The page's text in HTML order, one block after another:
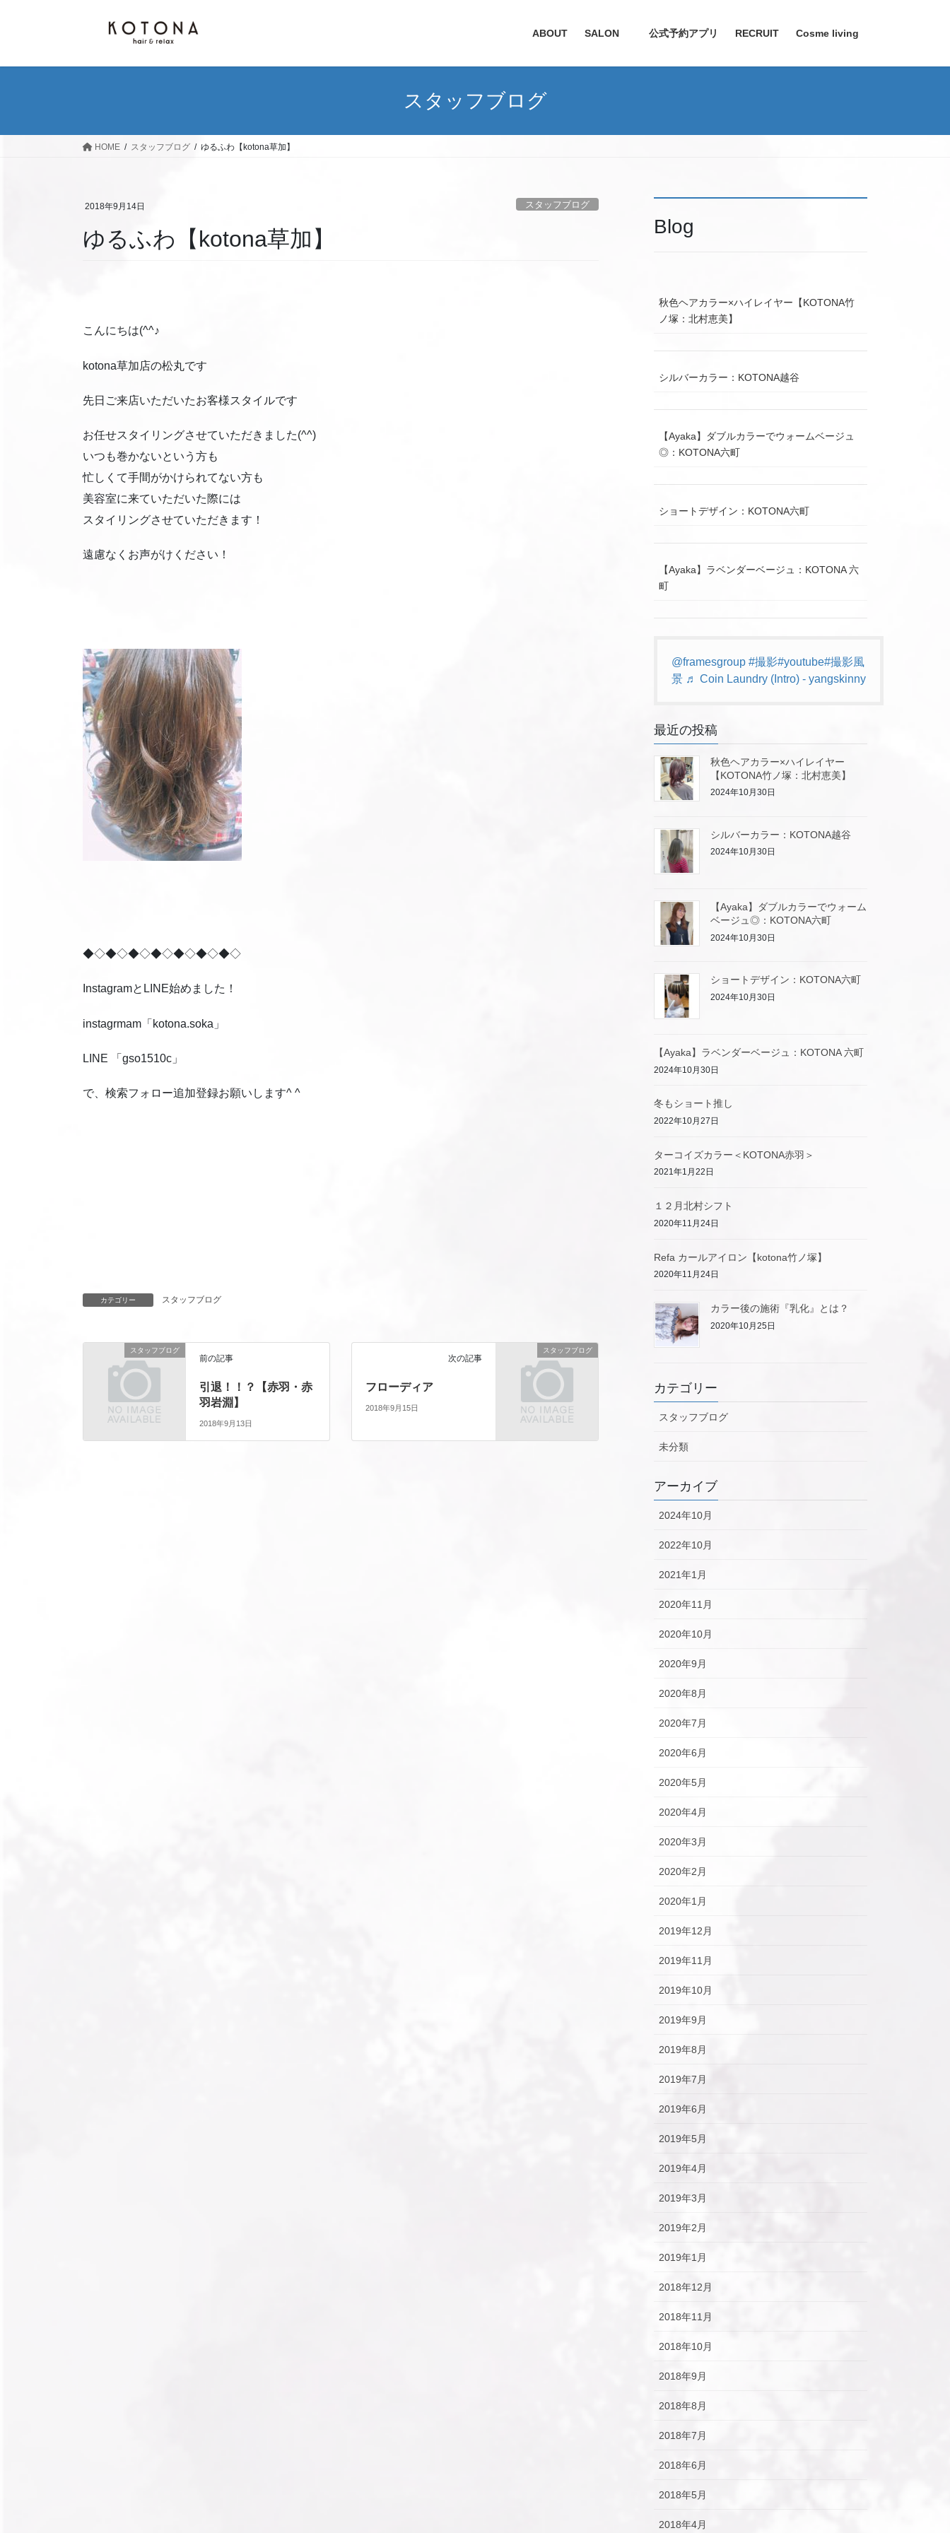
ABOUT SALON 公式予約アプリ RECRUIT Cosme living
スタッフブログ
HOME スタッフブログ ゆるふわ【kotona草加】
2018年9月14日 スタッフブログ
ゆるふわ【kotona草加】
こんにちは(^^♪
kotona草加店の松丸です
先日ご来店いただいたお客様スタイルです
お任せスタイリングさせていただきました(^^)
いつも巻かないという方も
忙しくて手間がかけられてない方も
美容室に来ていただいた際には
スタイリングさせていただきます！
遠慮なくお声がけください！
◆◇◆◇◆◇◆◇◆◇◆◇◆◇
InstagramとLINE始めました！
instagrmam「kotona.soka」
LINE 「gso1510c」
で、検索フォロー追加登録お願いします^ ^
カテゴリー スタッフブログ
スタッフブログ
前の記事
引退！！？【赤羽・赤
羽岩淵】
2018年9月13日
スタッフブログ
次の記事
フローディア
2018年9月15日
Blog
秋色ヘアカラー×ハイレイヤー【KOTONA竹
ノ塚：北村恵美】
シルバーカラー：KOTONA越谷
【Ayaka】ダブルカラーでウォームベージュ
◎：KOTONA六町
ショートデザイン：KOTONA六町
【Ayaka】ラベンダーベージュ：KOTONA 六
町
@framesgroup #撮影#youtube#撮影風
景 ♬ Coin Laundry (Intro) - yangskinny
最近の投稿
秋色ヘアカラー×ハイレイヤー
【KOTONA竹ノ塚：北村恵美】
2024年10月30日
シルバーカラー：KOTONA越谷
2024年10月30日
【Ayaka】ダブルカラーでウォーム
ベージュ◎：KOTONA六町
2024年10月30日
ショートデザイン：KOTONA六町
2024年10月30日
【Ayaka】ラベンダーベージュ：KOTONA 六町
2024年10月30日
冬もショート推し
2022年10月27日
ターコイズカラー＜KOTONA赤羽＞
2021年1月22日
１２月北村シフト
2020年11月24日
Refa カールアイロン【kotona竹ノ塚】
2020年11月24日
カラー後の施術『乳化』とは？
2020年10月25日
カテゴリー
スタッフブログ
未分類
アーカイブ
2024年10月
2022年10月
2021年1月
2020年11月
2020年10月
2020年9月
2020年8月
2020年7月
2020年6月
2020年5月
2020年4月
2020年3月
2020年2月
2020年1月
2019年12月
2019年11月
2019年10月
2019年9月
2019年8月
2019年7月
2019年6月
2019年5月
2019年4月
2019年3月
2019年2月
2019年1月
2018年12月
2018年11月
2018年10月
2018年9月
2018年8月
2018年7月
2018年6月
2018年5月
2018年4月